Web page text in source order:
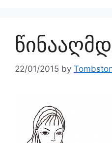
22/01/2015 by